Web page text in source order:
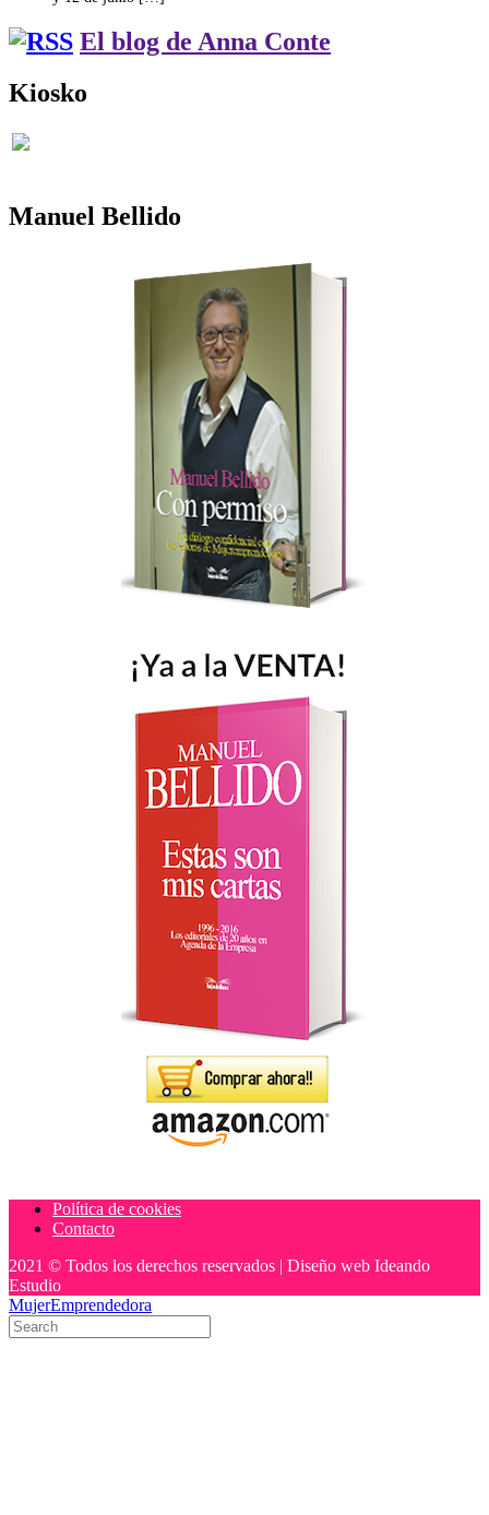
El blog de Anna Conte
Kiosko
Manuel Bellido
Política de cookies
Contacto
2021 © Todos los derechos reservados | Diseño web Ideando
Estudio
MujerEmprendedora